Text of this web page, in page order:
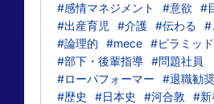
#感情マネジメント
#意欲 #
#出産育児
#介護 #伝わる #
#論理的
#mece #ピラミッ
#部下・後輩指導 #問題社員
#ローパフォーマー
#退職勧奨
#歴史
#日本史 #河合敦 #新